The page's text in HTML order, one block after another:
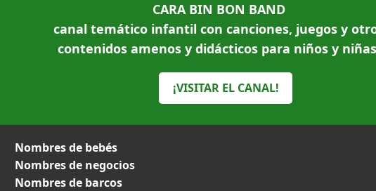
CARA BIN BON BAND
canal temático infantil con canciones, juegos y
contenidos amenos y didácticos para niños y
¡VISITAR EL CANAL!
Nombres de bebés
Nombres de negocios
Nombres de barcos